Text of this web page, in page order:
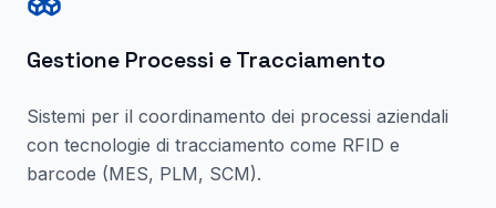
Gestione Processi e Tracciamento
Sistemi per il coordinamento dei processi aziendali
con tecnologie di tracciamento come RFID e
barcode (MES, PLM, SCM).